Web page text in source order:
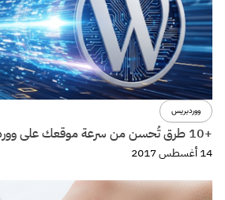
ووردبريس
+10 طرق تُحسن من سرعة موقعك على ووردبريس
14 أغسطس 2017